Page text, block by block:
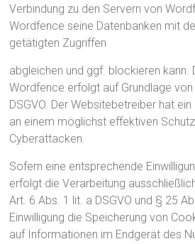
Verbindung zu den Servern von
Wordfence seine Datenbanken mit
getätigten Zugriffen
abgleichen und ggf. blockieren kann.
Wordfence erfolgt auf Grundlage
DSGVO. Der Websitebetreiber hat
an einem möglichst effektiven
Cyberattacken.
Sofern eine entsprechende
erfolgt die Verarbeitung
Art. 6 Abs. 1 lit. a DSGVO und § 25
Einwilligung die Speicherung von
auf Informationen im Endgerät des